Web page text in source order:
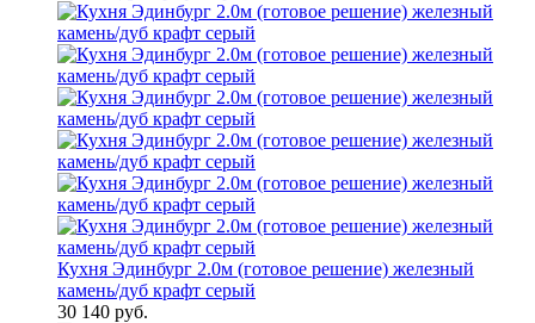
Кухня Эдинбург 2.0м (готовое решение) железный
камень/дуб крафт серый
30 140 руб.